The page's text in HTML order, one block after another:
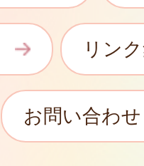
リン
お問い合わせ